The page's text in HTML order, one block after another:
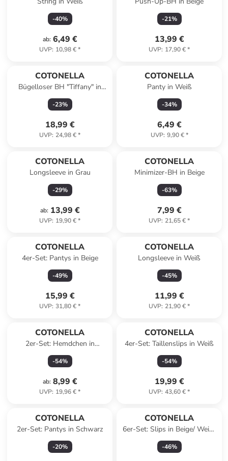
-40%
ab: 6,49 €
UVP: 10,98 €*
-21%
13,99 €
UVP: 17,90 €*
COTONELLA
Bügelloser BH "Tiffany" in
Creme
-23%
18,99 €
UVP: 24,98 €*
COTONELLA
Panty in Weiß
-34%
6,49 €
UVP: 9,90 €*
COTONELLA
Longsleeve in Grau
-29%
ab: 13,99 €
UVP: 19,90 €*
COTONELLA
Minimizer-BH in Beige
-63%
7,99 €
UVP: 21,65 €*
COTONELLA
4er-Set: Pantys in Beige
-49%
15,99 €
UVP: 31,80 €*
COTONELLA
Longsleeve in Weiß
-45%
11,99 €
UVP: 21,90 €*
COTONELLA
2er-Set: Hemdchen in
Schwarz
-54%
ab: 8,99 €
UVP: 19,96 €*
COTONELLA
4er-Set: Taillenslips in Weiß
-54%
19,99 €
UVP: 43,60 €*
COTONELLA
2er-Set: Pantys in Schwarz
-20%
COTONELLA
6er-Set: Slips in Beige/ Weiß/
Schwarz
-46%